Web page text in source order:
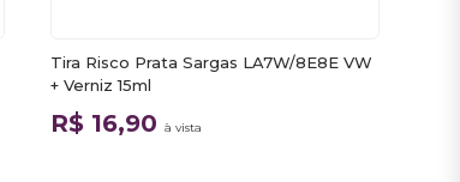
Tira Risco Prata Sargas LA7W/8E8E VW
+ Verniz 15ml
R$ 16,90 à vista